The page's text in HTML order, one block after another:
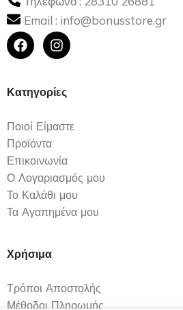
Email : info@bonusstore.gr
Κατηγορίες
Ποιοί Είμαστε
Προϊόντα
Επικοινωνία
Ο Λογαριασμός μου
Το Καλάθι μου
Τα Αγαπημένα μου
Χρήσιμα
Τρόποι Αποστολής
Μέθοδοι Πληρωμής